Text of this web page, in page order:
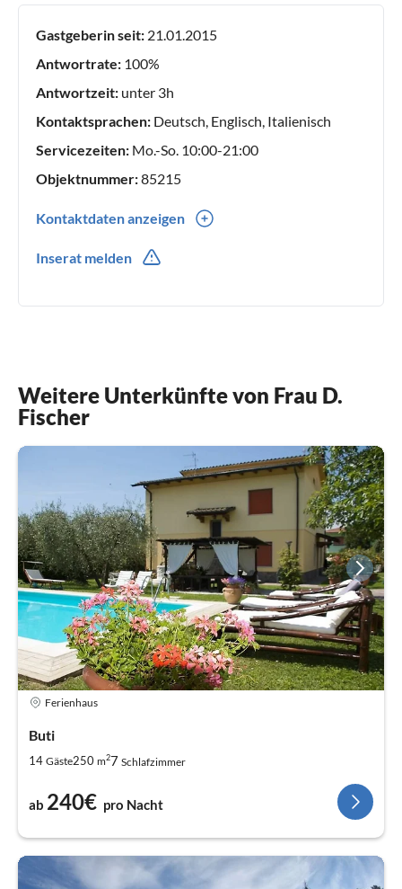
Gastgeberin seit: 21.01.2015
Antwortrate: 100%
Antwortzeit: unter 3h
Kontaktsprachen: Deutsch, Englisch, Italienisch
Servicezeiten: Mo.-So. 10:00-21:00
Objektnummer:85215
Kontaktdaten anzeigen
Inserat melden
Weitere Unterkünfte von Frau D.
Fischer
Ferienhaus
Buti
14 Gäste250 m27 Schlafzimmer
ab 240€ pro Nacht